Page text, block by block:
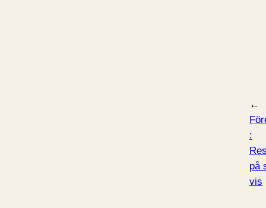
←
:
på
vis